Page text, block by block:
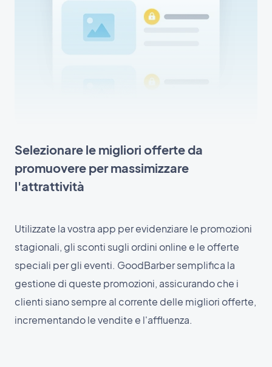
Selezionare le migliori offerte da
promuovere per massimizzare
l'attrattività
Utilizzate la vostra app per evidenziare le promozioni
stagionali, gli sconti sugli ordini online e le offerte
speciali per gli eventi. GoodBarber semplifica la
gestione di queste promozioni, assicurando che i
clienti siano sempre al corrente delle migliori offerte,
incrementando le vendite e l'affluenza.